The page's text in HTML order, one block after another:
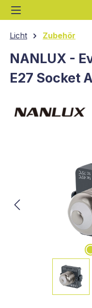
springen
Licht Zubehör
NANLUX -
E27 Socket